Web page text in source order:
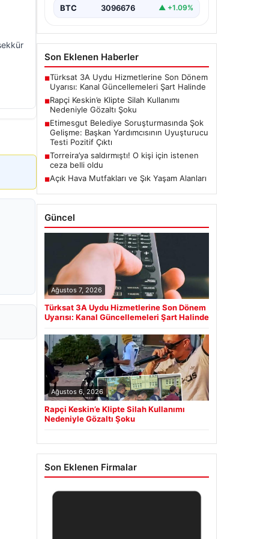
BTC 3096676 ▲ +1.09%
Son Eklenen Haberler
■Türksat 3A Uydu Hizmetlerine Son Dönem
Uyarısı: Kanal Güncellemeleri Şart Halinde
■Rapçi Keskin’e Klipte Silah Kullanımı
Nedeniyle Gözaltı Şoku
■Etimesgut Belediye Soruşturmasında Şok
Gelişme: Başkan Yardımcısının Uyuşturucu
Testi Pozitif Çıktı
■Torreira’ya saldırmıştı! O kişi için istenen
ceza belli oldu
■Açık Hava Mutfakları ve Şık Yaşam Alanları
Güncel
Ağustos 7, 2026
Türksat 3A Uydu Hizmetlerine Son Dönem
Uyarısı: Kanal Güncellemeleri Şart Halinde
Ağustos 6, 2026
Rapçi Keskin’e Klipte Silah Kullanımı
Nedeniyle Gözaltı Şoku
Son Eklenen Firmalar